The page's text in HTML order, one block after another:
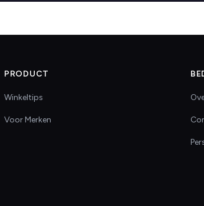
PRODUCT
Winkeltips
Voor Merken